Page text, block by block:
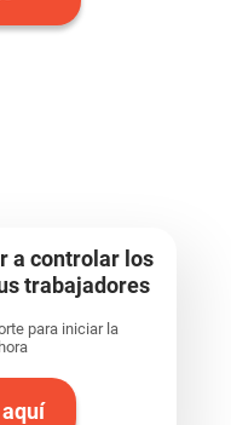
a controlar los
trabajadores
para iniciar la